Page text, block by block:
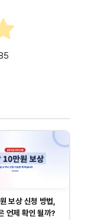
보상 신청 방법,
언제 확인 될까?